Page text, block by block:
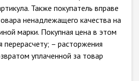
Также покупатель вправе
ненадлежащего качества на
марки. Покупная цена в этом
перерасчету; – расторжения
уплаченной за товар